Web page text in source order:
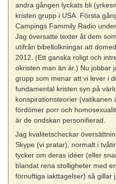
andra gången lyckats bli
kristen grupp i USA. Första
Campings Fammily Radio
Jag översatte texter åt dem
utifrån bibeltolkningar att
2012. (Ett ganska roligt och
okristen man än är.) Nu jobbar
grupp som menar att vi lever i
fundamental kristen syn på
konspirationsteorier (vatikanen
fördömer porr och
är de ondskan personifierad.
Jag kvalitetscheckar
Skype (vi pratar), normalt i
tycker om deras idéer (eller
blandat rena stolligheter med
förnuftiga iakttagelser) så gillar